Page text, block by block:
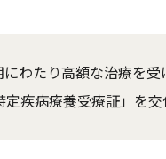
わたり高額な治療を
疾病療養受療証」を交